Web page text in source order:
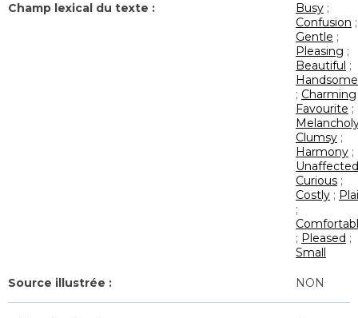
Champ lexical du texte : Busy ;
Confusion ;
Gentle ;
Pleasing ;
Beautiful ;
; Charming
Favourite ;
Clumsy ;
Harmony ;
Unaffected
Curious ;
Costly ;
;
; Pleased ;
Small
Source illustrée : NON